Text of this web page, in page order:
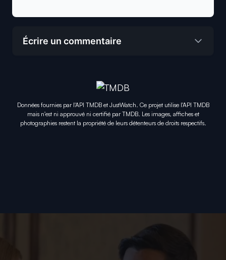
Écrire un commentaire
Données fournies par l'API TMDB et JustWatch. Ce projet utilise l'API TMDB
mais n'est ni approuvé ni certifié par TMDB. Les images, affiches et
photographies restent la propriété de leurs détenteurs de droits respectifs.